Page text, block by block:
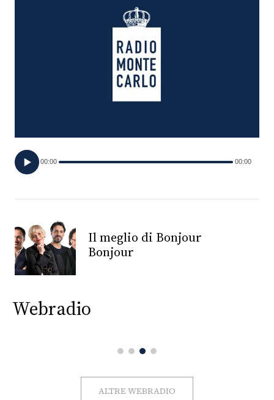
PRINCIPATO
DI
MONACO
CONSIGLIA
00:00 00:00
Il meglio di Bonjour
Bonjour
Webradio
ALTRE WEBRADIO